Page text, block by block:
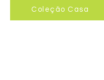
Coleção Casa